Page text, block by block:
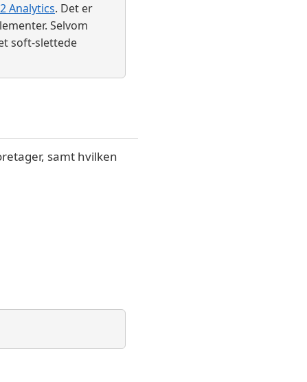
Analytics. Det er
Selvom
soft-slettede
samt hvilken